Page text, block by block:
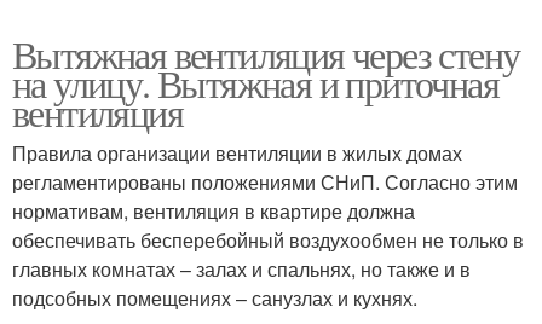
Вытяжная вентиляция через стену
на улицу. Вытяжная и приточная
вентиляция
Правила организации вентиляции в жилых домах
регламентированы положениями СНиП. Согласно этим
нормативам, вентиляция в квартире должна
обеспечивать бесперебойный воздухообмен не только в
главных комнатах – залах и спальнях, но также и в
подсобных помещениях – санузлах и кухнях.